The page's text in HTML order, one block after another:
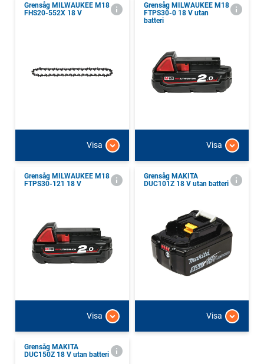
Grensåg MILWAUKEE M18
FHS20-552X 18 V
Visa
Grensåg MILWAUKEE M18
FTPS30-0 18 V utan
batteri
Visa
Grensåg MILWAUKEE M18
FTPS30-121 18 V
Visa
Grensåg MAKITA
DUC101Z 18 V utan batteri
Visa
Grensåg MAKITA
DUC150Z 18 V utan batteri